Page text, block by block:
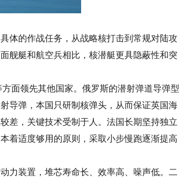
的作战任务，从战略核打击到常规对陆攻
舰艇和航空兵相比，核潜艇更具隐蔽性和突
面领先其他国家。俄罗斯的潜射弹道导弹型
导弹，本国只研制核弹头，从而保证英国海
差，关键技术受制于人。法国长期坚持独立
着适度够用的原则，采取小步慢跑逐渐提高
装置，堆芯寿命长、效率高、噪声低。二